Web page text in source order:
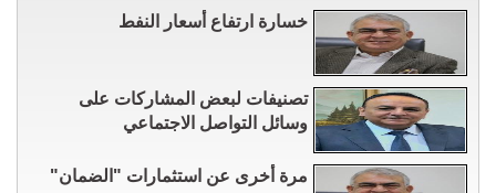
خسارة ارتفاع أسعار النفط
تصنيفات لبعض المشاركات على
وسائل التواصل الاجتماعي
مرة أخرى عن استثمارات "الضمان"